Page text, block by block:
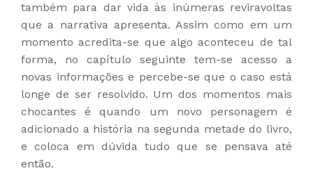
também para dar vida às inúmeras reviravoltas
que a narrativa apresenta. Assim como em um
momento acredita-se que algo aconteceu de tal
forma, no capítulo seguinte tem-se acesso a
novas informações e percebe-se que o caso está
longe de ser resolvido. Um dos momentos mais
chocantes é quando um novo personagem é
adicionado a história na segunda metade do livro,
e coloca em dúvida tudo que se pensava até
então.